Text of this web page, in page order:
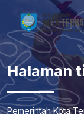
Halaman
Pemerintah Kota